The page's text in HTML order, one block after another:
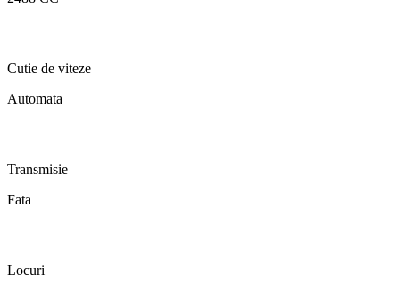
Cutie de viteze
Automata
Transmisie
Fata
Locuri